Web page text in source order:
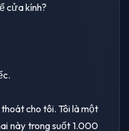
cửa kính?
cho tôi. Tôi là một
này trong suốt 1.000